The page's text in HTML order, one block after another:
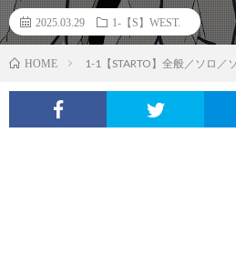
2025.03.29 1-【S】WEST.
HOME 1-1【STARTO】全般／ソロ／